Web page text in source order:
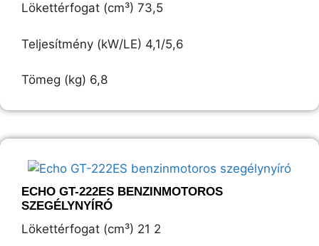
Lökettérfogat (cm³) 73,5
Teljesítmény (kW/LE) 4,1/5,6
Tömeg (kg) 6,8
ECHO GT-222ES BENZINMOTOROS
SZEGÉLYNYÍRÓ
Lökettérfogat (cm³) 21 2